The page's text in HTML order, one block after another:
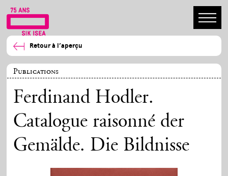
Retour à l’aperçu
Publications
Ferdinand Hodler.
Catalogue raisonné der
Gemälde. Die Bildnisse